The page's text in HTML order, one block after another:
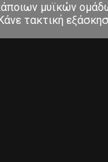
μυϊκών
τακτική